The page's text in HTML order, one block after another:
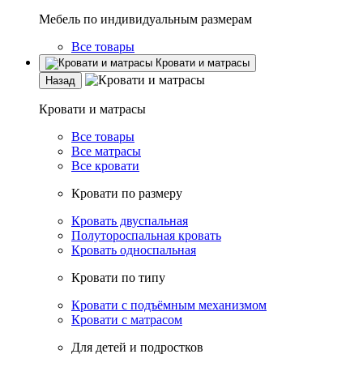
Мебель по индивидуальным размерам
Все товары
Кровати и матрасы
Назад
Кровати и матрасы
Все товары
Все матрасы
Все кровати
Кровати по размеру
Кровать двуспальная
Полутороспальная кровать
Кровать односпальная
Кровати по типу
Кровати с подъёмным механизмом
Кровати с матрасом
Для детей и подростков